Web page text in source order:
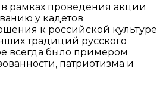
рамках проведения акции
у кадетов
к российской культуре
традиций русского
всегда было примером
патриотизма и